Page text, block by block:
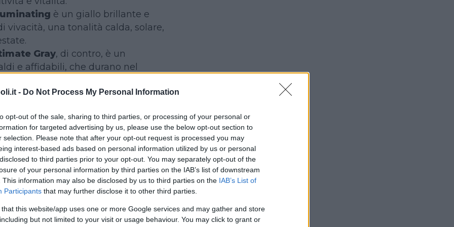
- Do Not Process My Personal Information
opt-out of the sale, sharing to third parties, or processing of your personal or
for targeted advertising by us, please use the below opt-out section to
selection. Please note that after your opt-out request is processed you may
interest-based ads based on personal information utilized by us or personal
to third parties prior to your opt-out. You may separately opt-out of the
of your personal information by third parties on the IAB’s list of downstream
This information may also be disclosed by us to third parties on the IAB’s List of
Participants that may further disclose it to other third parties.
that this website/app uses one or more Google services and may gather and store
but not limited to your visit or usage behaviour. You may click to grant or
è un giallo brillante e
vivacità, una tonalità calda, solare,
Gray, di contro, è un
e affidabili, che durano nel
È il colore dei ciottoli sulla
il cui aspetto invecchiato
di resistere al passare del tempo,
compostezza, fermezza e
IL COLORE DELL’ANNO?